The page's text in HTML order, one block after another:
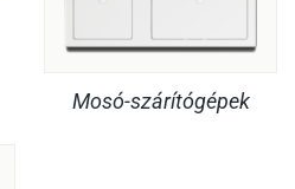
Mosó-szárítógépek